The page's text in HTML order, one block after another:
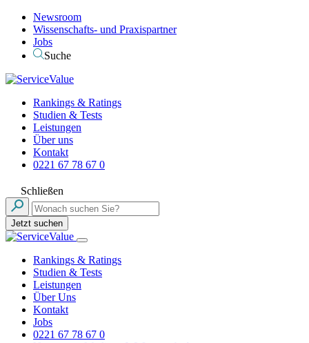
Newsroom
Wissenschafts- und Praxispartner
Jobs
Suche
Rankings & Ratings
Studien & Tests
Leistungen
Über uns
Kontakt
0221 67 78 67 0
Schließen
Jetzt suchen
Rankings & Ratings
Studien & Tests
Leistungen
Über Uns
Kontakt
Jobs
0221 67 78 67 0